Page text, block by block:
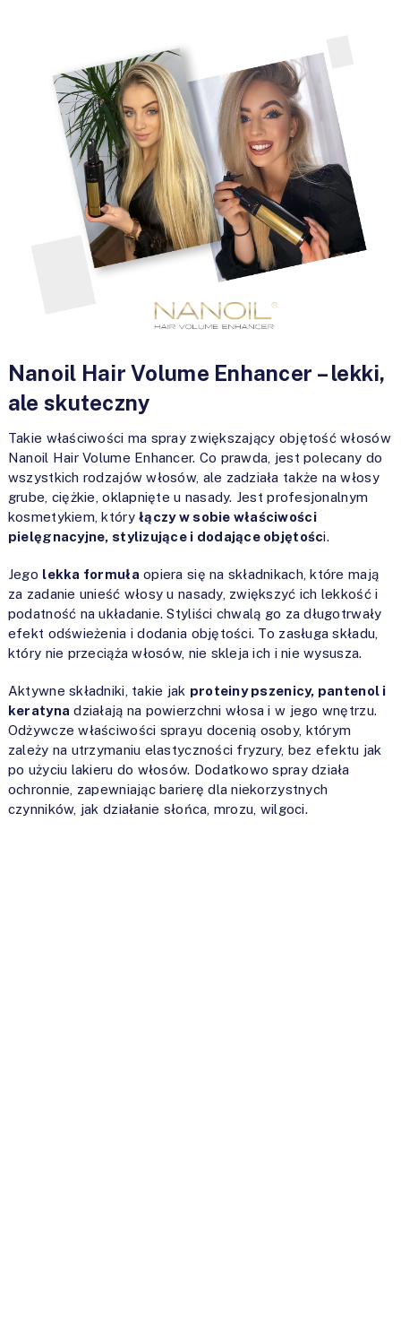
Nanoil Hair Volume Enhancer – lekki,
ale skuteczny
Takie właściwości ma spray zwiększający objętość włosów
Nanoil Hair Volume Enhancer. Co prawda, jest polecany do
wszystkich rodzajów włosów, ale zadziała także na włosy
grube, ciężkie, oklapnięte u nasady. Jest profesjonalnym
kosmetykiem, któryłączy w sobie właściwości
pielęgnacyjne, stylizujące i dodające objętości.
Jego lekka formuła opiera się na składnikach, które mają
za zadanie unieść włosy u nasady, zwiększyć ich lekkość i
podatność na układanie. Styliści chwalą go za długotrwały
efekt odświeżenia i dodania objętości. To zasługa składu,
który nie przeciąża włosów, nie skleja ich i nie wysusza.
Aktywne składniki, takie jak proteiny pszenicy, pantenol i
keratyna działają na powierzchni włosa i w jego wnętrzu.
Odżywcze właściwości sprayu docenią osoby, którym
zależy na utrzymaniu elastyczności fryzury, bez efektu jak
po użyciu lakieru do włosów. Dodatkowo spray działa
ochronnie, zapewniając barierę dla niekorzystnych
czynników, jak działanie słońca, mrozu, wilgoci.